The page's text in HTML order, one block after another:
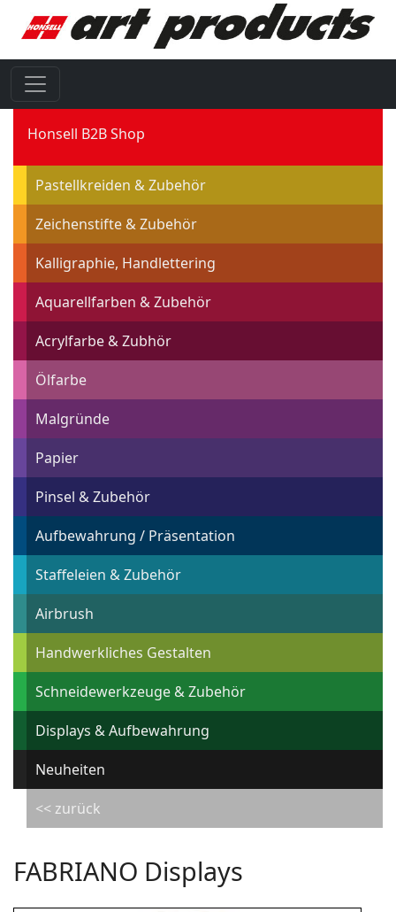
Honsell B2B Shop
Pastellkreiden & Zubehör
Zeichenstifte & Zubehör
Kalligraphie, Handlettering
Aquarellfarben & Zubehör
Acrylfarbe & Zubhör
Ölfarbe
Malgründe
Papier
Pinsel & Zubehör
Aufbewahrung / Präsentation
Staffeleien & Zubehör
Airbrush
Handwerkliches Gestalten
Schneidewerkzeuge & Zubehör
Displays & Aufbewahrung
Neuheiten
<< zurück
FABRIANO Displays